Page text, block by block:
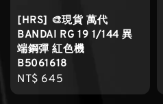
[HRS] 🎨現貨 萬代
BANDAI RG 19 1/144 異
端鋼彈 紅色機
B5061618
Regular
price
NT$ 645